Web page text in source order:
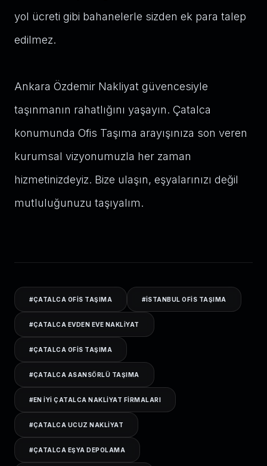
yol ücreti gibi bahanelerle sizden ek para talep
edilmez.
Ankara Özdemir Nakliyat güvencesiyle
taşınmanın rahatlığını yaşayın. Çatalca
konumunda Ofis Taşıma arayışınıza son veren
kurumsal vizyonumuzla her zaman
hizmetinizdeyiz. Bize ulaşın, eşyalarınızı değil
mutluluğunuzu taşıyalım.
#ÇATALCA OFIS TAŞIMA #ISTANBUL OFIS TAŞIMA
#ÇATALCA EVDEN EVE NAKLIYAT
#ÇATALCA OFIS TAŞIMA
#ÇATALCA ASANSÖRLÜ TAŞIMA
#EN IYI ÇATALCA NAKLIYAT FIRMALARI
#ÇATALCA UCUZ NAKLIYAT
#ÇATALCA EŞYA DEPOLAMA